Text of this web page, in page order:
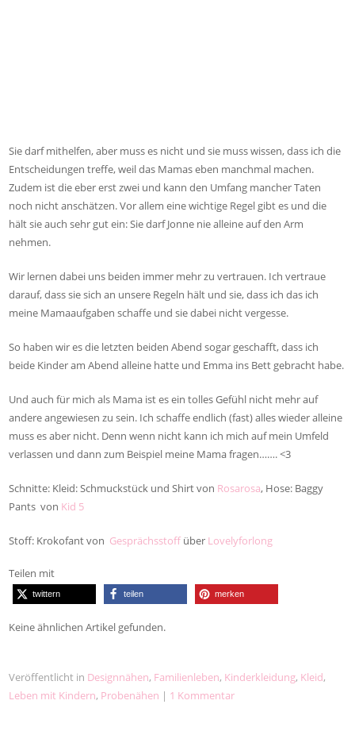
Sie darf mithelfen, aber muss es nicht und sie muss wissen, dass ich die
Entscheidungen treffe, weil das Mamas eben manchmal machen.
Zudem ist die eber erst zwei und kann den Umfang mancher Taten
noch nicht anschätzen. Vor allem eine wichtige Regel gibt es und die
hält sie auch sehr gut ein: Sie darf Jonne nie alleine auf den Arm
nehmen.
Wir lernen dabei uns beiden immer mehr zu vertrauen. Ich vertraue
darauf, dass sie sich an unsere Regeln hält und sie, dass ich das ich
meine Mamaaufgaben schaffe und sie dabei nicht vergesse.
So haben wir es die letzten beiden Abend sogar geschafft, dass ich
beide Kinder am Abend alleine hatte und Emma ins Bett gebracht habe.
Und auch für mich als Mama ist es ein tolles Gefühl nicht mehr auf
andere angewiesen zu sein. Ich schaffe endlich (fast) alles wieder alleine
muss es aber nicht. Denn wenn nicht kann ich mich auf mein Umfeld
verlassen und dann zum Beispiel meine Mama fragen……. <3
Schnitte: Kleid: Schmuckstück und Shirt von Rosarosa, Hose: Baggy
Pants von Kid 5
Stoff: Krokofant von Gesprächsstoff über Lovelyforlong
Teilen mit
twittern teilen merken
Keine ähnlichen Artikel gefunden.
Veröffentlicht in Designnähen, Familienleben, Kinderkleidung, Kleid,
Leben mit Kindern, Probenähen | 1 Kommentar